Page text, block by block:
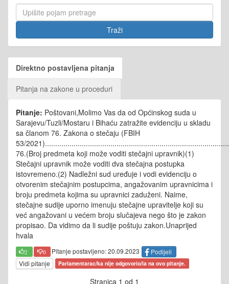
Direktno postavljena pitanja
Pitanja na zakone u proceduri
Pitanje: Poštovani,Molimo Vas da od Općinskog suda u
Sarajevu/Tuzli/Mostaru i Bihaću zatražite evidenciju u skladu
sa članom 76. Zakona o stečaju (FBIH
53/
76.(Broj predmeta koji može voditi stečajni upravnik)(1)
Stečajni upravnik može voditi dva stečajna postupka
istovremeno.(2) Nadležni sud uređuje i vodi evidenciju o
otvorenim stečajnim postupcima, angažovanim upravnicima i
broju predmeta kojima su upravnici zaduženi. Naime,
stečajne sudije uporno imenuju stečajne upravitelje koji su
već angažovani u većem broju slučajeva nego što je zakon
propisao. Da vidimo da li sudije poštuju zakon.Unaprijed
hvala
2 0 Pitanje postavljeno: 20.09.2023
Podijeli
Vidi pitanje
Parlamentarac/ka nije odgovorio/la na ovo pitanje.
Stranica 1 od 1